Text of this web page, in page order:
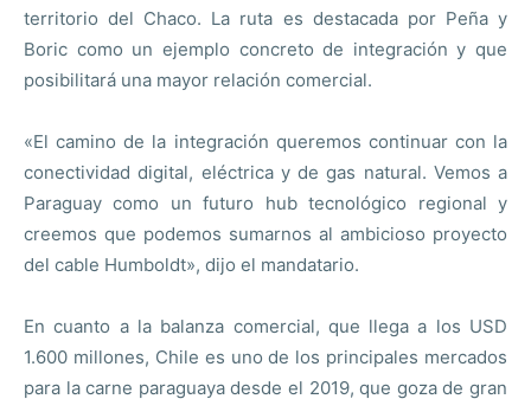
territorio del Chaco. La ruta es destacada por Peña y
Boric como un ejemplo concreto de integración y que
posibilitará una mayor relación comercial.
«El camino de la integración queremos continuar con la
conectividad digital, eléctrica y de gas natural. Vemos a
Paraguay como un futuro hub tecnológico regional y
creemos que podemos sumarnos al ambicioso proyecto
del cable Humboldt», dijo el mandatario.
En cuanto a la balanza comercial, que llega a los USD
1.600 millones, Chile es uno de los principales mercados
para la carne paraguaya desde el 2019, que goza de gran